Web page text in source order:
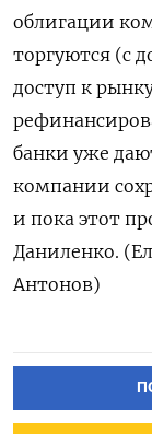
облигации
торгуются (с
доступ к
банки уже
компании
и пока этот
Даниленко.
Антонов)